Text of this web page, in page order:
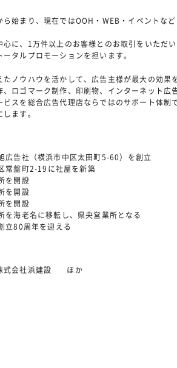
ら始まり、現在ではOOH・WEB・イベントな
心に、1万件以上のお客様とのお取引をいただ
タルプロモーションを担います。
たノウハウを活かして、広告主様が最大の効果
、ロゴマーク制作、印刷物、インターネット広
ビスを総合広告代理店ならではのサポート体制
ます。
告社（横浜市中区太田町5-60）を創立
常盤町2-19に社屋を新築
を開設
を開設
を開設
海老名に移転し、県央営業所となる
80周年を迎える
式会社浜建設 ほか